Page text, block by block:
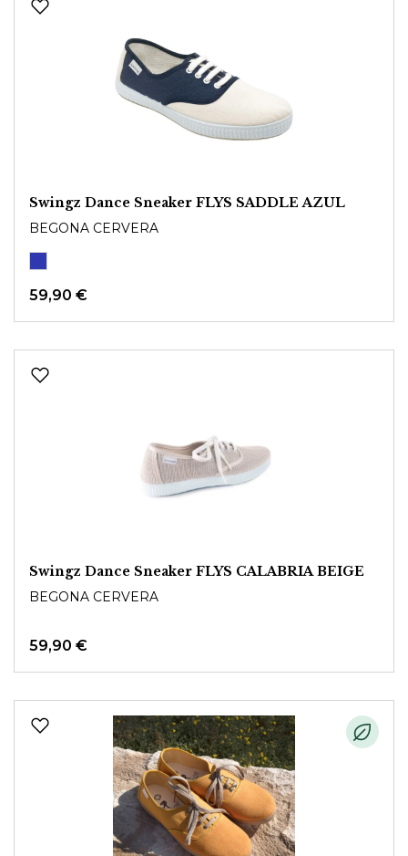
Swingz Dance Sneaker FLYS SADDLE AZUL
BEGONA CERVERA
59,90 €
Swingz Dance Sneaker FLYS CALABRIA BEIGE
BEGONA CERVERA
59,90 €